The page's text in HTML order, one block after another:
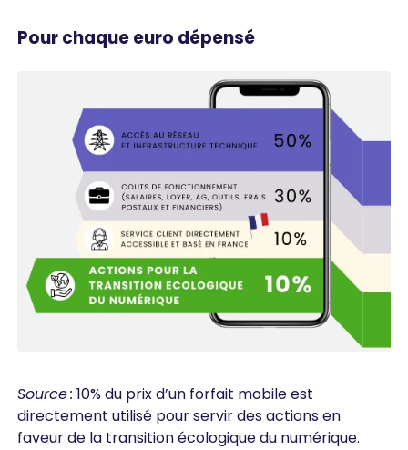
Pour chaque euro dépensé
Source : 10% du prix d’un forfait mobile est
directement utilisé pour servir des actions en
faveur de la transition écologique du numérique.